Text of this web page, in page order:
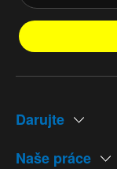
Darujte
Naše práce